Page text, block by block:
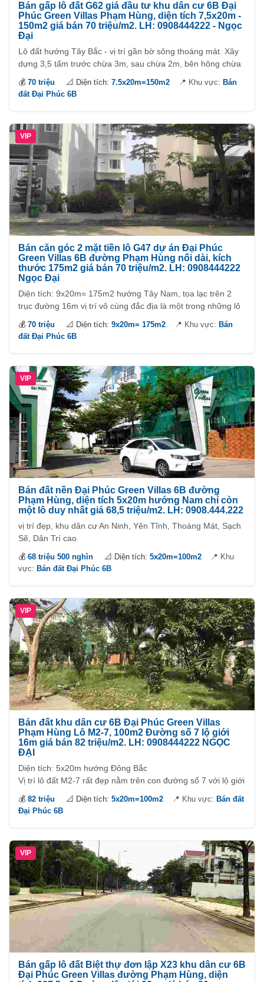
Bán gấp lô đất G62 giá đầu tư khu dân cư 6B Đại
Phúc Green Villas Phạm Hùng, diện tích 7,5x20m -
150m2 giá bán 70 triệu/m2. LH: 0908444222 - Ngọc
Đại
Lô đất hướng Tây Bắc - vị trí gần bờ sông thoáng mát. Xây
dựng 3,5 tấm trước chừa 3m, sau chừa 2m, bên hông chừa
2,5m. Khách hàng có thể xây hầm hoặc không.
💰 70 triệu 📐 Diện tích: 7.5x20m=150m2 📍 Khu vực: Bán
đất Đại Phúc 6B
VIP
Bán căn góc 2 mặt tiền lô G47 dự án Đại Phúc
Green Villas 6B đường Phạm Hùng nối dài, kích
thước 175m2 giá bán 70 triệu/m2. LH: 0908444222
Ngọc Đại
Diện tích: 9x20m= 175m2 hướng Tây Nam, tọa lạc trên 2
trục đường 16m vị trí vô cùng đắc địa là một trong những lô
đất đẹp nhất dự án.
Lô G47 vị trí vô cùng đẹp và thoáng mát, đối diện công viên
70tr/m2 quá rẻ cho một căn góc ( đặc biệt giá còn thương
lượng cho người thiện trí ).
💰 70 triệu 📐 Diện tích: 9x20m= 175m2 📍 Khu vực: Bán
đất Đại Phúc 6B
VIP
Bán đất nền Đại Phúc Green Villas 6B đường
Phạm Hùng, diện tích 5x20m hướng Nam chỉ còn
một lô duy nhất giá 68,5 triệu/m2. LH: 0908.444.222
vị trí đẹp, khu dân cư An Ninh, Yên Tĩnh, Thoáng Mát, Sạch
Sẽ, Dân Trí cao
💰 68 triệu 500 nghìn 📐 Diện tích: 5x20m=100m2
📍 Khu
vực: Bán đất Đại Phúc 6B
VIP
Bán đất khu dân cư 6B Đại Phúc Green Villas
Phạm Hùng Lô M2-7, 100m2 Đường số 7 lộ giới
16m giá bán 82 triệu/m2. LH: 0908444222 NGỌC
ĐẠI
Diện tích: 5x20m hướng Đông Bắc
Vị trí lô đất M2-7 rất đẹp nằm trên con đường số 7 với lộ giới
đường 16m rất thông thoáng, phía trước nhà là trường học
không bị che khuất tầm nhìn cách đường Phạm Hùng
khoảng 300m. Từ dự án Đại Phúc đi qua các quận trung tâm
2km qua quận 1 4km đi lại rất thuận tiện.
💰 82 triệu 📐 Diện tích: 5x20m=100m2 📍 Khu vực: Bán đất
Đại Phúc 6B
VIP
Bán gấp lô đất Biệt thự đơn lập X23 khu dân cư 6B
Đại Phúc Green Villas đường Phạm Hùng, diện